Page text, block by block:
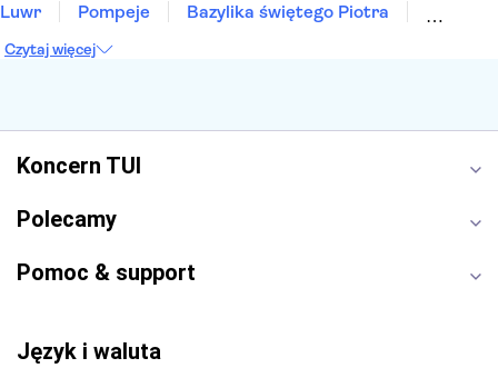
Luwr
Pompeje
Bazylika świętego Piotra
Etna
Wawel
Czytaj więcej
Koncern TUI
Polecamy
Pomoc & support
Język i waluta